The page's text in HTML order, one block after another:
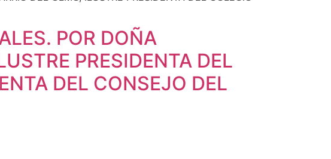
POR DOÑA
PRESIDENTA DEL
DEL CONSEJO DEL